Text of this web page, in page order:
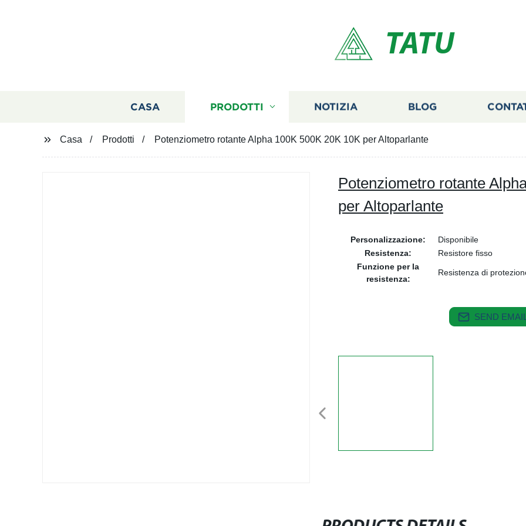
TATU
CASA PRODOTTI NOTIZIA BLOG
Casa Prodotti Potenziometro rotante Alpha 100K 500K 20K 10K per Altoparlante
Potenziometro rotante
per Altoparlante
Personalizzazione:
Disponibile
Resistenza:
Resistore fisso
Funzione per la
resistenza:
Resistenza di
SEND